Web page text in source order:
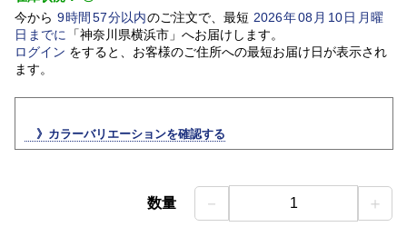
今から 9時間 57分以内のご注文で、最短 2026年08 月 10日月曜
日 までに 「神奈川県横浜市」 へお届けします。
ログイン をすると、お客様のご住所への最短お届け日が表示され
ます。
》カラーバリエーションを確認する
数量 － 1 ＋